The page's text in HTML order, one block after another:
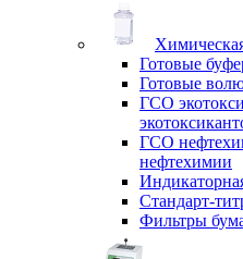
Готовые
Готовые
ГСО
ГСО
нефтехимии
Стандарт-
Фильтры